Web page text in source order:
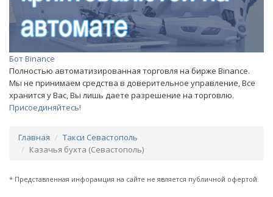
Бот Binance
Полностью автоматизированная торговля на бирже Binance.
Мы не принимаем средства в доверительное управление, Все
хранится у Вас, Вы лишь даете разрешение на торговлю.
Присоединяйтесь!
Главная
Такси Севастополь
Казачья бухта (Севастополь)
* Представленная инфорамция на сайте не является публичной офертой.